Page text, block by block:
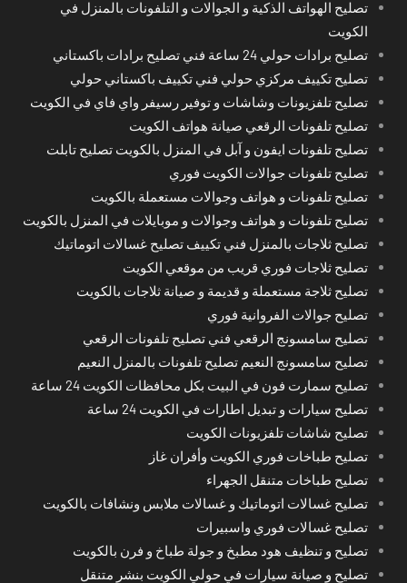
تصليح الهواتف الذكية و الجوالات و التلفونات بالمنزل في
الكويت
تصليح برادات حولي 24 ساعة فني تصليح برادات باكستاني
تصليح تكييف مركزي حولي فني تكييف باكستاني حولي
تصليح تلفزيونات وشاشات و توفير رسيفر واي فاي في الكويت
تصليح تلفونات الرقعي صيانة هواتف الكويت
تصليح تلفونات ايفون و آبل في المنزل بالكويت تصليح تابلت
تصليح تلفونات جوالات الكويت فوري
تصليح تلفونات و هواتف وجوالات مستعملة بالكويت
تصليح تلفونات و هواتف وجوالات و موبايلات في المنزل بالكويت
تصليح ثلاجات بالمنزل فني تكييف تصليح غسالات اتوماتيك
تصليح ثلاجات فوري قريب من موقعي الكويت
تصليح ثلاجة مستعملة و قديمة و صيانة ثلاجات بالكويت
تصليح جوالات الفروانية فوري
تصليح سامسونج الرقعي فني تصليح تلفونات الرقعي
تصليح سامسونج النعيم تصليح تلفونات بالمنزل النعيم
تصليح سمارت فون في البيت بكل محافظات الكويت 24 ساعة
تصليح سيارات و تبديل اطارات في الكويت 24 ساعة
تصليح شاشات تلفزيونات الكويت
تصليح طباخات فوري الكويت وأفران غاز
تصليح طباخات متنقل الجهراء
تصليح غسالات اتوماتيك و غسالات ملابس ونشافات بالكويت
تصليح غسالات فوري واسبيرات
تصليح و تنظيف هود مطبخ و جولة طباخ و فرن بالكويت
تصليح و صيانة سيارات في حولي الكويت بنشر متنقل